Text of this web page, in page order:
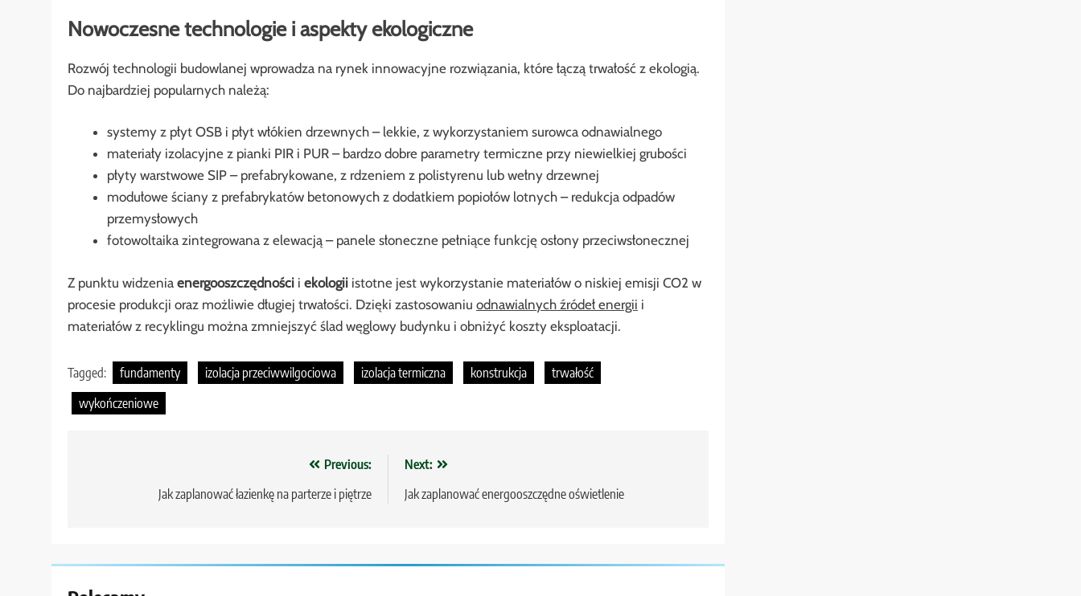
Nowoczesne technologie i aspekty ekologiczne
Rozwój technologii budowlanej wprowadza na rynek innowacyjne rozwiązania, które łączą trwałość z ekologią.
Do najbardziej popularnych należą:
systemy z płyt OSB i płyt włókien drzewnych – lekkie, z wykorzystaniem surowca odnawialnego
materiały izolacyjne z pianki PIR i PUR – bardzo dobre parametry termiczne przy niewielkiej grubości
płyty warstwowe SIP – prefabrykowane, z rdzeniem z polistyrenu lub wełny drzewnej
modułowe ściany z prefabrykatów betonowych z dodatkiem popiołów lotnych – redukcja odpadów
przemysłowych
fotowoltaika zintegrowana z elewacją – panele słoneczne pełniące funkcję osłony przeciwsłonecznej
Z punktu widzenia energooszczędności i ekologii istotne jest wykorzystanie materiałów o niskiej emisji CO2 w
procesie produkcji oraz możliwie długiej trwałości. Dzięki zastosowaniu odnawialnych źródeł energii i
materiałów z recyklingu można zmniejszyć ślad węglowy budynku i obniżyć koszty eksploatacji.
Tagged: fundamenty izolacja przeciwwilgociowa izolacja termiczna konstrukcja
trwałość
wykończeniowe
Previous:
Jak zaplanować łazienkę na parterze i piętrze
Next:
Jak zaplanować energooszczędne oświetlenie